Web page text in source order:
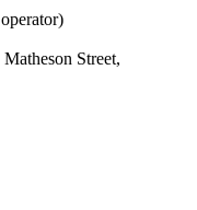
Street,